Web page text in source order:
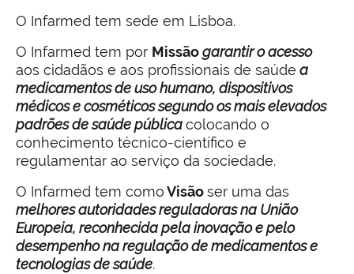
O Infarmed tem sede em Lisboa.
O Infarmed tem por Missãogarantir o acesso
aos cidadãos e aos profissionais de saúde a
medicamentos de uso humano, dispositivos
médicos e cosméticos segundo os mais elevados
padrões de saúde públicacolocando o
conhecimento técnico-científico e
regulamentar ao serviço da sociedade.
O Infarmed tem comoVisãoser uma das
melhores autoridades reguladoras na União
Europeia, reconhecida pela inovação e pelo
desempenho na regulação de medicamentos e
tecnologias de saúde.